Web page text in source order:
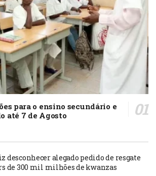
para o ensino secundário e
até 7 de Agosto
desconhecer alegado pedido de resgate
de 300 mil milhões de kwanzas